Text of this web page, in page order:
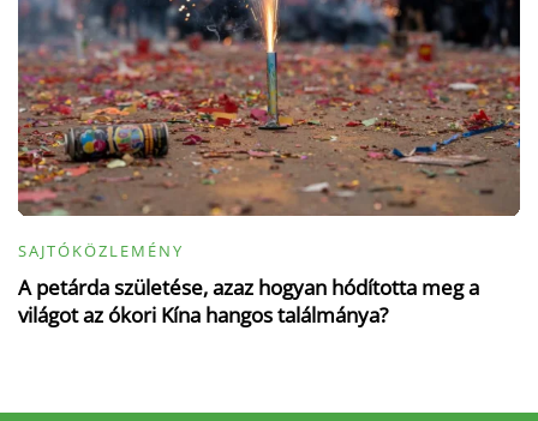
SAJTÓKÖZLEMÉNY
A petárda születése, azaz hogyan hódította meg a
világot az ókori Kína hangos találmánya?